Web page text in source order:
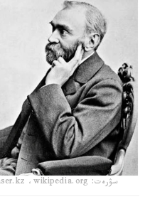
سۋرەت: mobilaser.kz ،wikipedia.org سايتىنان الىندى